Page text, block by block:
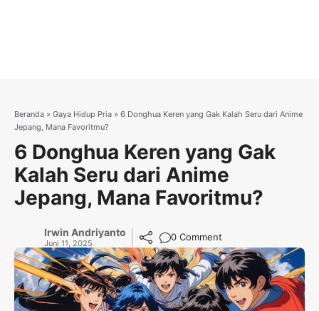
Beranda » Gaya Hidup Pria » 6 Donghua Keren yang Gak Kalah Seru dari Anime
Jepang, Mana Favoritmu?
6 Donghua Keren yang Gak
Kalah Seru dari Anime
Jepang, Mana Favoritmu?
Irwin Andriyanto
Juni 11, 2025
0 Comment